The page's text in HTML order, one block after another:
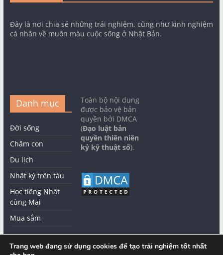
Đây là nơi chia sẻ những trải nghiệm, cũng như kinh nghiệm
cá nhân về muôn màu cuộc sống ở Nhật Bản.
Danh mục
Đời sống
Chăm con
Du lịch
Nhật ký trên tàu
Học tiếng Nhật
cùng Mai
Mua sắm
Toàn bộ nội dung
được bảo vệ bản
quyền bởi DMCA
(Đạo luật bản
quyền thiên niên
kỷ kỹ thuật số).
Trang web đang sử dụng cookies để tạo trải nghiệm tốt nhất